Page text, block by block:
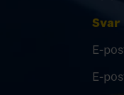
Svar
E-
E-